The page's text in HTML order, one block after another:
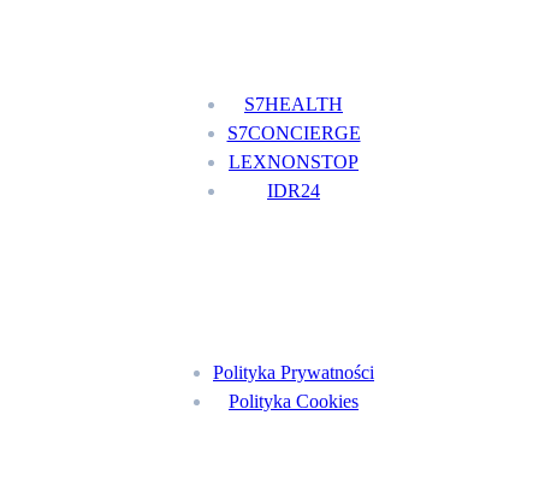
S7HEALTH
S7CONCIERGE
LEXNONSTOP
IDR24
Polityka Prywatności
Polityka Cookies